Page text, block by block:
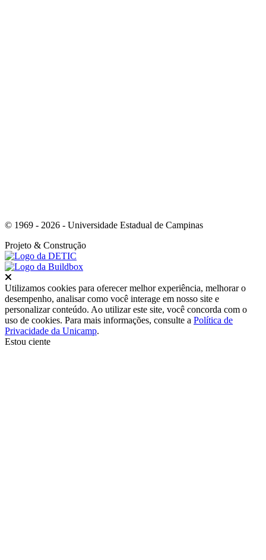
© 1969 - 2026 - Universidade Estadual de Campinas
Projeto & Construção
Utilizamos cookies para oferecer melhor experiência, melhorar o
desempenho, analisar como você interage em nosso site e
personalizar conteúdo. Ao utilizar este site, você concorda com o
uso de cookies. Para mais informações, consulte a Política de
Privacidade da Unicamp.
Estou ciente